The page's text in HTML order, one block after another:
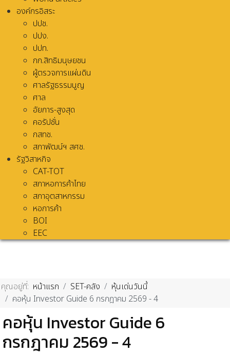
องค์กรอิสระ
ปปช.
ปปง.
ปปท.
กก.สิทธิมนุษยชน
ผู้ตรวจการแผ่นดิน
ศาลรัฐธรรมนูญ
ศาล
อัยการ-สูงสุด
คอรัปชั่น
กสทช.
สภาพัฒน์ฯ สศช.
รัฐวิสาหกิจ
CAT-TOT
สภาหอการค้าไทย
สภาอุตสาหกรรม
หอการค้า
BOI
EEC
คุณอยู่ที่: หน้าแรก SET-คลัง
หุ้นเด่นวันนี้
คอหุ้น Investor Guide 6 กรกฎาคม 2569 - 4
คอหุ้น Investor Guide 6
กรกฎาคม 2569 - 4